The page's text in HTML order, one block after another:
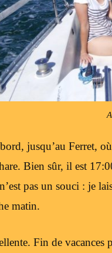
jusqu’au Ferret,
Bien sûr, il est
pas un souci : je
matin.
Fin de vacances